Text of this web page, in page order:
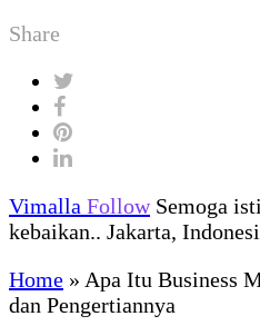
Share
Vimalla Follow Semoga
kebaikan.. Jakarta,
Home » Apa Itu Business
dan Pengertiannya